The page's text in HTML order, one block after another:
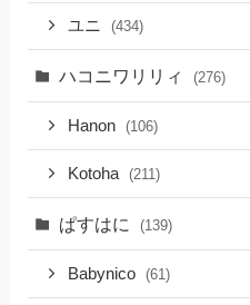
ユニ (434)
ハコニワリリィ (276)
Hanon (106)
Kotoha (211)
ぱすはに (139)
Babynico (61)